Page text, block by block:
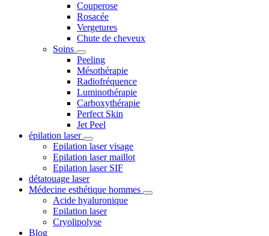
Couperose
Rosacée
Vergetures
Chute de cheveux
Soins
Peeling
Mésothérapie
Radiofréquence
Luminothérapie
Carboxythérapie
Perfect Skin
Jet Peel
épilation laser
Epilation laser visage
Epilation laser maillot
Epilation laser SIF
détatouage laser
Médecine esthétique hommes
Acide hyaluronique
Epilation laser
Cryolipolyse
Blog